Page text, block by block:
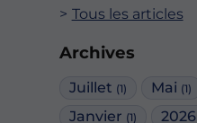
Tous les articles
Archives
Juillet (1) Mai (1)
Janvier (1) 2026